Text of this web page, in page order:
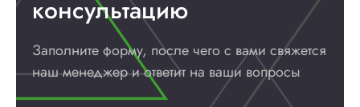
консультацию
Заполните форму, после чего с вами свяжется
наш менеджер и ответит на ваши вопросы